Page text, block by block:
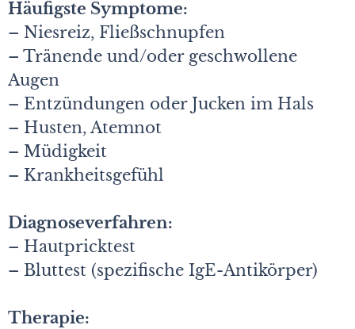
Häufigste Symptome:
– Niesreiz, Fließschnupfen
– Tränende und/oder geschwollene
Augen
– Entzündungen oder Jucken im Hals
– Husten, Atemnot
– Müdigkeit
– Krankheitsgefühl
Diagnoseverfahren:
– Hautpricktest
– Bluttest (spezifische IgE-Antikörper)
Therapie: